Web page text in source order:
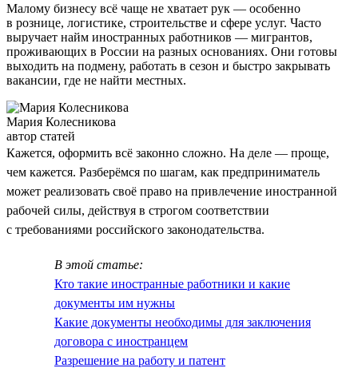
Малому бизнесу всё чаще не хватает рук — особенно
в рознице, логистике, строительстве и сфере услуг. Часто
выручает найм иностранных работников — мигрантов,
проживающих в России на разных основаниях. Они готовы
выходить на подмену, работать в сезон и быстро закрывать
вакансии, где не найти местных.
Мария Колесникова
автор статей
Кажется, оформить всё законно сложно. На деле — проще,
чем кажется. Разберёмся по шагам, как предприниматель
может реализовать своё право на привлечение иностранной
рабочей силы, действуя в строгом соответствии
с требованиями российского законодательства.
В этой статье:
Кто такие иностранные работники и какие
документы им нужны
Какие документы необходимы для заключения
договора с иностранцем
Разрешение на работу и патент